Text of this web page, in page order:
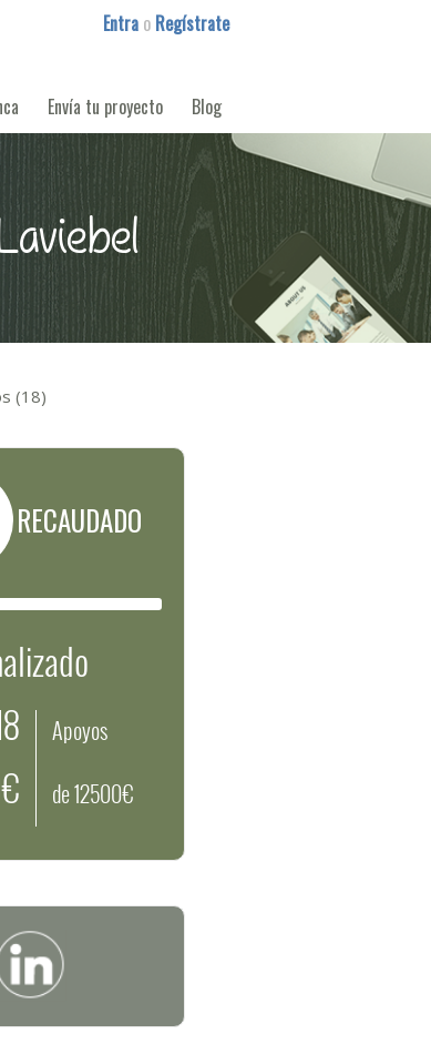
Entra o Regístrate
Envía tu proyecto Blog
(18)
RECAUDADO
Apoyos
de 12500€